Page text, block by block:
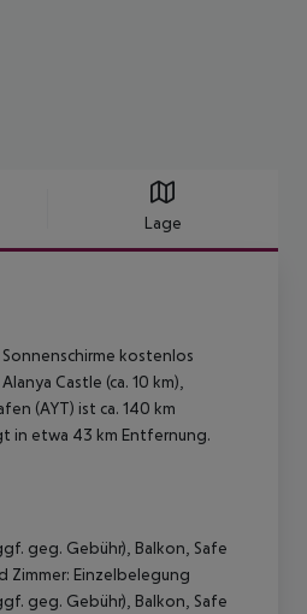
Lage
kostenlos
Castle (ca. 10 km),
(AYT) ist ca. 140 km
in etwa 43 km Entfernung.
geg. Gebühr), Balkon, Safe
Zimmer: Einzelbelegung
geg. Gebühr), Balkon, Safe